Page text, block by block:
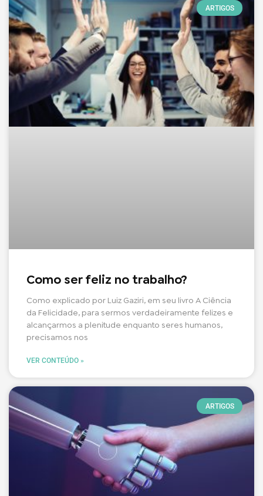
ARTIGOS
Como ser feliz no trabalho?
Como explicado por Luiz Gaziri, em seu livro A Ciência
da Felicidade, para sermos verdadeiramente felizes e
alcançarmos a plenitude enquanto seres humanos,
precisamos nos
VER CONTEÚDO »
ARTIGOS